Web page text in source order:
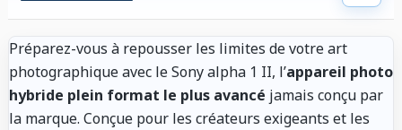
Préparez-vous à repousser les limites de votre art
photographique avec le Sony alpha 1 II, l’appareil photo
hybride plein format le plus avancé jamais conçu par
la marque. Conçue pour les créateurs exigeants et les